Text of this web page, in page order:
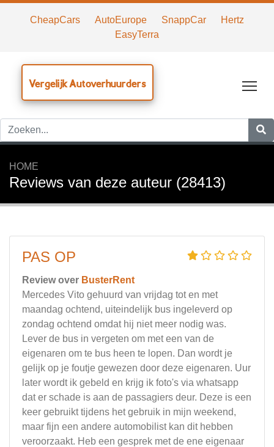
CheapCars AutoEurope SnappCar
Hertz
EasyTerra
Vergelijk Autoverhuurders
HOME
Reviews van deze auteur (28413)
PAS OP
Review over BusterRent
Mercedes Vito gehuurd van vrijdag tot en met
maandag ochtend, uiteindelijk bus ingeleverd op
zondag ochtend omdat hij niet meer nodig was.
Lever de bus in vergeten om met een van de
eigenaren om te bus heen te lopen. Dan wordt je
gelijk op je foutje gewezen door deze eigenaren. Uur
later wordt ik gebeld en krijg ik foto's via whatsapp
dat er schade is aan de passagiers deur. Deze is een
keer gebruikt tijdens het gebruik in mijn weekend,
maar fijn een andere automobilist kan dit hebben
veroorzaakt. Heb een gesprek met de ene eigenaar